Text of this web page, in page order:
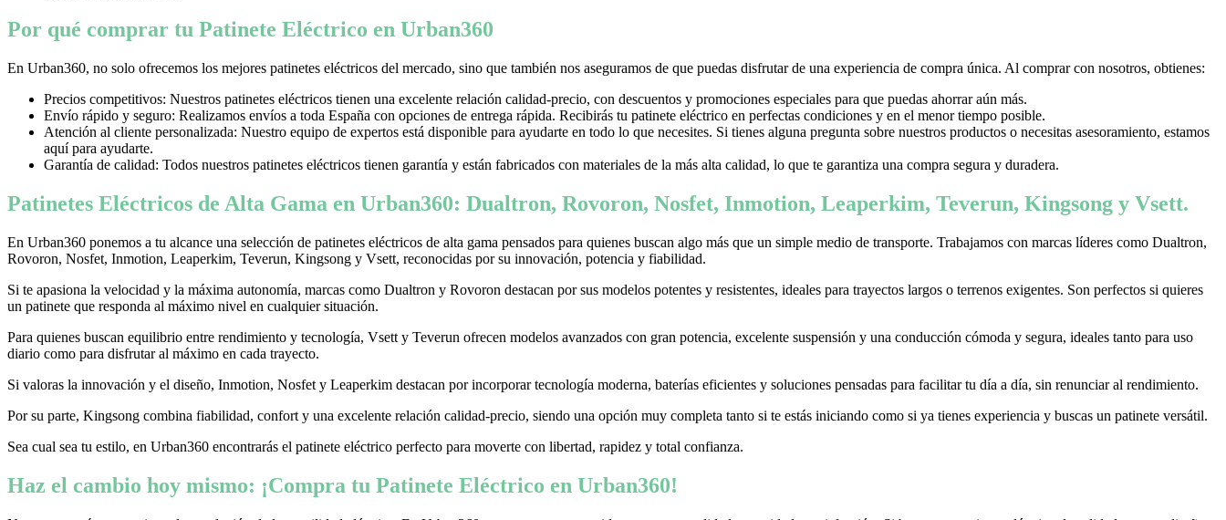
Por qué comprar tu Patinete Eléctrico en Urban360
En Urban360, no solo ofrecemos los mejores patinetes eléctricos del mercado, sino que también nos aseguramos de que puedas disfrutar de una experiencia de compra única. Al comprar con nosotros, obtienes:
Precios competitivos: Nuestros patinetes eléctricos tienen una excelente relación calidad-precio, con descuentos y promociones especiales para que puedas ahorrar aún más.
Envío rápido y seguro: Realizamos envíos a toda España con opciones de entrega rápida. Recibirás tu patinete eléctrico en perfectas condiciones y en el menor tiempo posible.
Atención al cliente personalizada: Nuestro equipo de expertos está disponible para ayudarte en todo lo que necesites. Si tienes alguna pregunta sobre nuestros productos o necesitas asesoramiento, estamos
aquí para ayudarte.
Garantía de calidad: Todos nuestros patinetes eléctricos tienen garantía y están fabricados con materiales de la más alta calidad, lo que te garantiza una compra segura y duradera.
Patinetes Eléctricos de Alta Gama en Urban360: Dualtron, Rovoron, Nosfet, Inmotion, Leaperkim, Teverun, Kingsong y Vsett.
En Urban360 ponemos a tu alcance una selección de patinetes eléctricos de alta gama pensados para quienes buscan algo más que un simple medio de transporte. Trabajamos con marcas líderes como Dualtron,
Rovoron, Nosfet, Inmotion, Leaperkim, Teverun, Kingsong y Vsett, reconocidas por su innovación, potencia y fiabilidad.
Si te apasiona la velocidad y la máxima autonomía, marcas como Dualtron y Rovoron destacan por sus modelos potentes y resistentes, ideales para trayectos largos o terrenos exigentes. Son perfectos si quieres
un patinete que responda al máximo nivel en cualquier situación.
Para quienes buscan equilibrio entre rendimiento y tecnología, Vsett y Teverun ofrecen modelos avanzados con gran potencia, excelente suspensión y una conducción cómoda y segura, ideales tanto para uso
diario como para disfrutar al máximo en cada trayecto.
Si valoras la innovación y el diseño, Inmotion, Nosfet y Leaperkim destacan por incorporar tecnología moderna, baterías eficientes y soluciones pensadas para facilitar tu día a día, sin renunciar al rendimiento.
Por su parte, Kingsong combina fiabilidad, confort y una excelente relación calidad-precio, siendo una opción muy completa tanto si te estás iniciando como si ya tienes experiencia y buscas un patinete versátil.
Sea cual sea tu estilo, en Urban360 encontrarás el patinete eléctrico perfecto para moverte con libertad, rapidez y total confianza.
Haz el cambio hoy mismo: ¡Compra tu Patinete Eléctrico en Urban360!